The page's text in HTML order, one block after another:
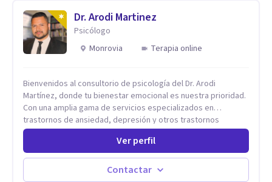
Dr. Arodi Martinez
Psicólogo
Monrovia
Terapia online
Bienvenidos al consultorio de psicología del Dr. Arodi
Martínez, donde tu bienestar emocional es nuestra prioridad.
Con una amplia gama de servicios especializados en
trastornos de ansiedad, depresión y otros trastornos
emocionales, estamos dedicados a ofrecerte el mejor
tratamiento para mejorar tu salud mental. En nuestro
consultorio, ofrecemos una variedad de terapias y
tratamientos diseñados para satisfacer tus necesidades
Ver perfil
Contactar